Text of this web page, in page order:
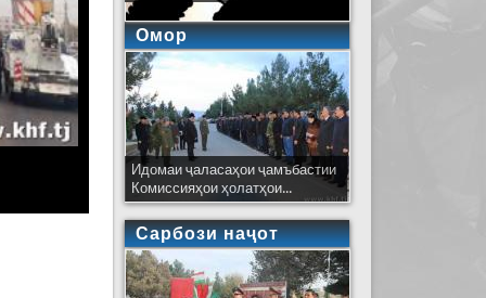
Омор
Идомаи ҷаласаҳои ҷамъбастии
Комиссияҳои ҳолатҳои...
Сарбози наҷот